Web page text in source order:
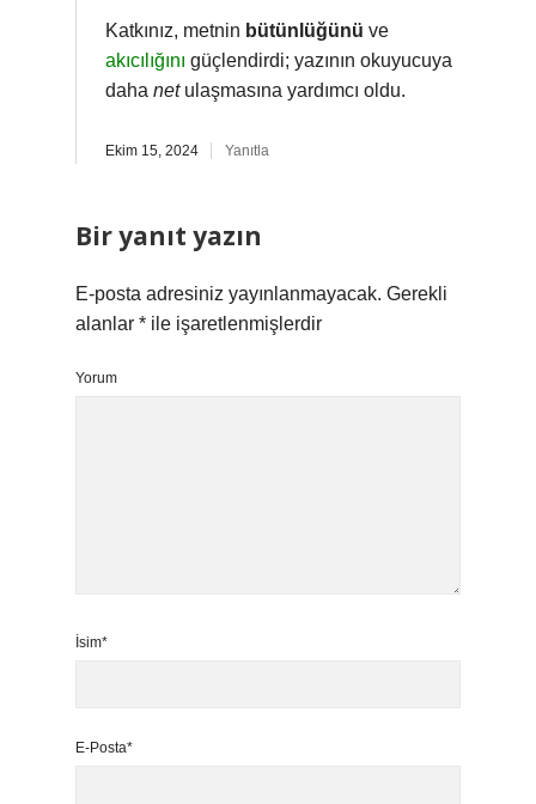
Katkınız, metnin bütünlüğünü ve
akıcılığını güçlendirdi; yazının okuyucuya
daha netulaşmasına yardımcı oldu.
Ekim 15, 2024 Yanıtla
Bir yanıt yazın
E-posta adresiniz yayınlanmayacak. Gerekli
alanlar * ile işaretlenmişlerdir
Yorum
İsim*
E-Posta*